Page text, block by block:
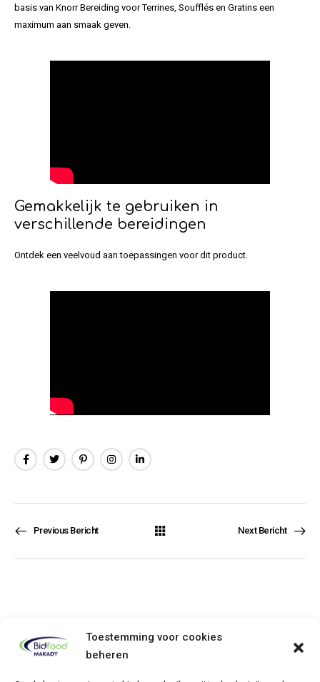
Toestemming voor cookies
beheren
basis van Knorr Bereiding voor Terrines, Soufflés en Gratins een
maximum aan smaak geven.
Gemakkelijk te gebruiken in
verschillende bereidingen
Ontdek een veelvoud aan toepassingen voor dit product.
Previous Bericht Next Bericht